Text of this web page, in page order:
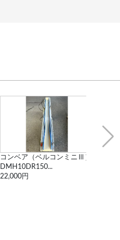
コンベア（ベルコンミニⅢ）
DMH10DR150...
22,000円